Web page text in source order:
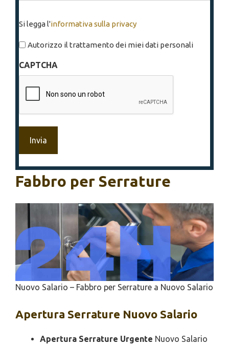
legga
l'informativa
privacy
Si legga l'informativa sulla privacy
Autorizzo il trattamento dei miei dati personali
CAPTCHA
Fabbro per Serrature
Nuovo Salario – Fabbro per Serrature a Nuovo Salario
Apertura Serrature Nuovo Salario
Apertura Serrature Urgente Nuovo Salario